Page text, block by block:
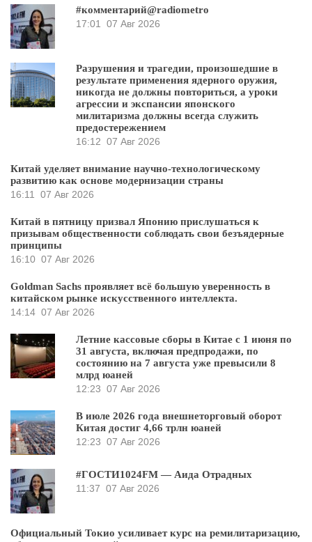
#комментарий@radiometro
17:01 07 Авг 2026
Разрушения и трагедии, произошедшие в
результате применения ядерного оружия,
никогда не должны повториться, а уроки
агрессии и экспансии японского
милитаризма должны всегда служить
предостережением
16:12 07 Авг 2026
Китай уделяет внимание научно-технологическому
развитию как основе модернизации страны
16:11 07 Авг 2026
Китай в пятницу призвал Японию прислушаться к
призывам общественности соблюдать свои безъядерные
принципы
16:10 07 Авг 2026
Goldman Sachs проявляет всё большую уверенность в
китайском рынке искусственного интеллекта.
14:14 07 Авг 2026
Летние кассовые сборы в Китае с 1 июня по
31 августа, включая предпродажи, по
состоянию на 7 августа уже превысили 8
млрд юаней
12:23 07 Авг 2026
В июле 2026 года внешнеторговый оборот
Китая достиг 4,66 трлн юаней
12:23 07 Авг 2026
#ГОСТИ1024FM — Аида Отрадных
11:37 07 Авг 2026
Официальный Токио усиливает курс на ремилитаризацию,